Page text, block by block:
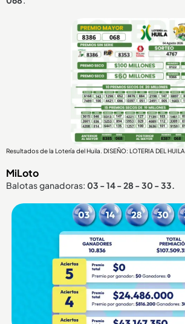
Resultados de la Lotería del Huila. DISEÑO: LOTERIA DEL HUILA
MiLoto
Balotas ganadoras: 03 - 14 - 28 - 30 - 33.